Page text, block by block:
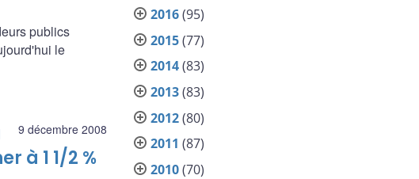
publics
le
9 décembre 2008
à 1 1/2 %
2016(95)
2015(77)
2014(83)
2013(83)
2012(80)
2011 (87)
2010(70)